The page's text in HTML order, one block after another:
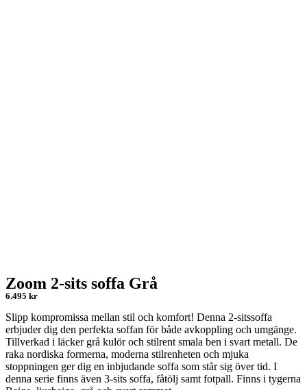
Zoom 2-sits soffa Grå
6.495 kr
Slipp kompromissa mellan stil och komfort! Denna 2-sitssoffa
erbjuder dig den perfekta soffan för både avkoppling och umgänge.
Tillverkad i läcker grå kulör och stilrent smala ben i svart metall. De
raka nordiska formerna, moderna stilrenheten och mjuka
stoppningen ger dig en inbjudande soffa som står sig över tid. I
denna serie finns även 3-sits soffa, fåtölj samt fotpall. Finns i tygerna